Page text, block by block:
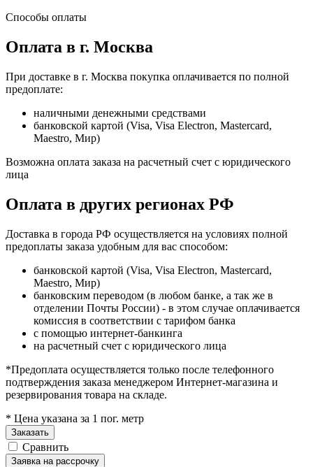
Способы оплаты
Оплата в г. Москва
При доставке в г. Москва покупка оплачивается по полной
предоплате:
наличными денежными средствами
банковской картой (Visa, Visa Electron, Mastercard,
Maestro, Мир)
Возможна оплата заказа на расчетный счет с юридического
лица
Оплата в других регионах РФ
Доставка в города РФ осуществляется на условиях полной
предоплаты заказа удобным для вас способом:
банковской картой (Visa, Visa Electron, Mastercard,
Maestro, Мир)
банковским переводом (в любом банке, а так же в
отделении Почты России) - в этом случае оплачивается
комиссия в соответствии с тарифом банка
с помощью интернет-банкинга
на расчетный счет с юридического лица
*Предоплата осуществляется только после телефонного
подтверждения заказа менеджером Интернет-магазина и
резервирования товара на складе.
* Цена указана за 1 пог. метр
Заказать
Сравнить
Заявка на рассрочку